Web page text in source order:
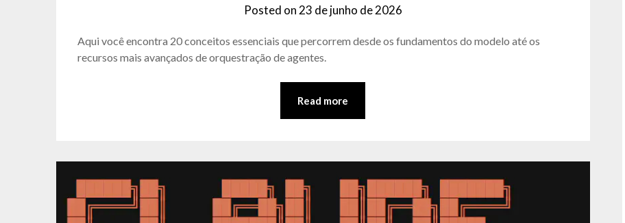
Posted on23 de junho de 2026
Matos
Aqui você encontra 20 conceitos essenciais que percorrem desde os fundamentos do modelo até os
recursos mais avançados de orquestração de agentes.
Read more